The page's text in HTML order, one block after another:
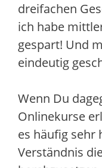
dreifachen
ich habe
gespart! Und
eindeutig
Wenn Du
Onlinekurse
es häufig sehr
Verständnis